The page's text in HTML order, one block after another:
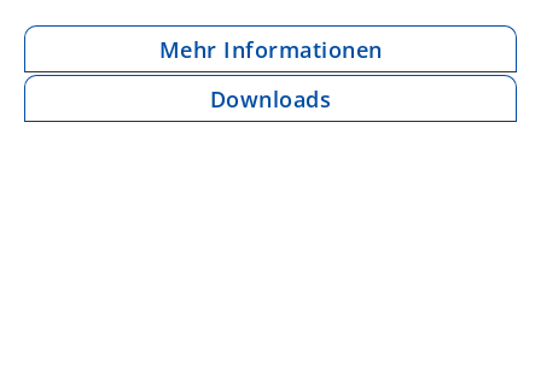
Mehr Informationen
Downloads